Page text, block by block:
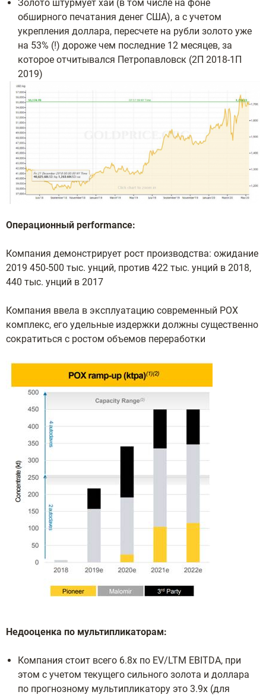
Золото штурмует хаи (в том числе на фоне
обширного печатания денег США), а с учетом
укрепления доллара, пересчете на рубли золото уже
на 53% (!) дороже чем последние 12 месяцев, за
которое отчитывался Петропавловск (2П 2018-1П
2019)
Операционный performance:
Компания демонстрирует рост производства: ожидание
2019 450-500 тыс. унций, против 422 тыс. унций в 2018,
440 тыс. унций в 2017
Компания ввела в эксплуатацию современный POX
комплекс, его удельные издержки должны существенно
сократиться с ростом объемов переработки
Недооценка по мультипликаторам:
Компания стоит всего 6.8x по EV/LTM EBITDA, при
этом с учетом текущего сильного золота и доллара
по прогнозному мультипликатору это 3.9x (для